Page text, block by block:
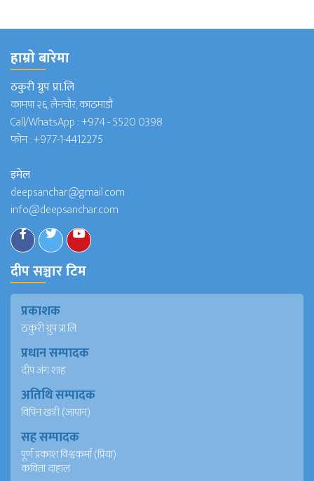
हाम्राे बारेमा
ठकुरी ग्रुप प्रा.लि
कामपा २६, लैनचौर, काठमाडौं
Call/WhatsApp :+974 - 5520 0398
फोन :+977-1-4412275
इमेल
deepsanchar@gmail.com
info@deepsanchar.com
दीप सञ्चार टिम
प्रकाशक
ठकुरी ग्रुप प्रा.लि
प्रधान सम्पादक
दीप जंग शाह
अतिथि सम्पादक
विपिन खत्री (जापान)
सह सम्पादक
पूर्ण प्रकाश विश्वकर्मा (प्रिया)
कविता दाहाल